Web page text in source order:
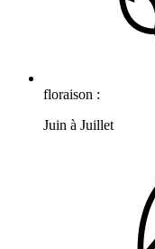
floraison :
Juin à Juillet